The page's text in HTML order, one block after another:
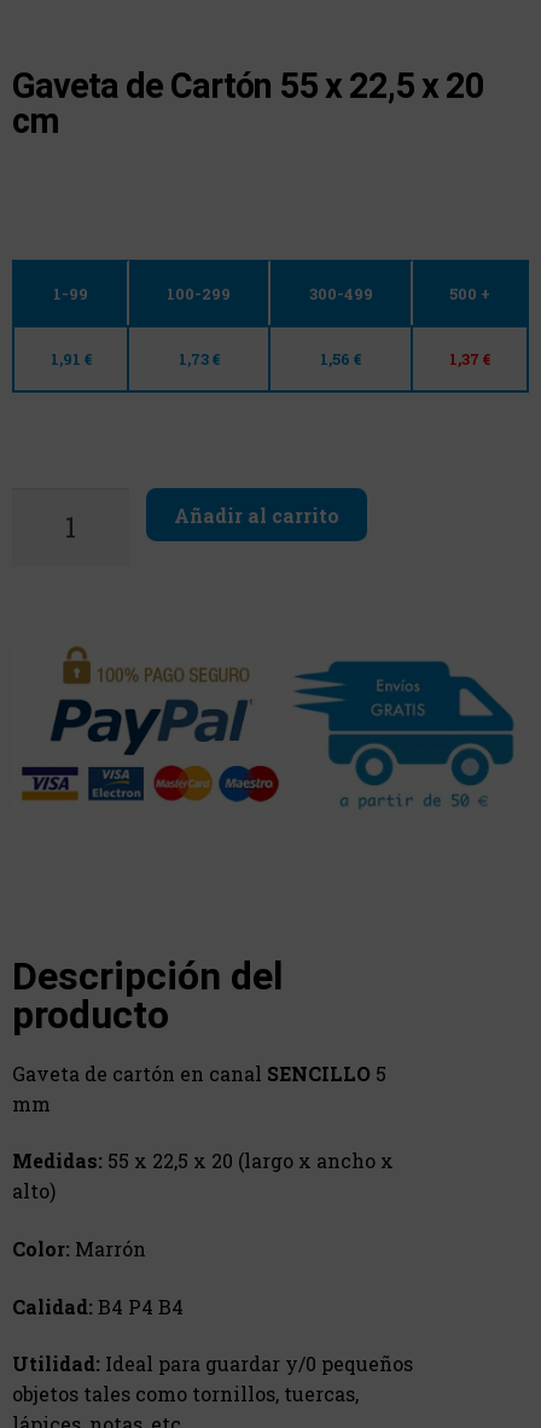
Gaveta de Cartón 55 x 22,5 x 20
cm
1-99 100-299 300-499 500 +
1,91 € 1,73 € 1,56 € 1,37 €
Añadir al carrito
Descripción del
producto
Gaveta de cartón en canal SENCILLO 5
mm
Medidas: 55 x 22,5 x 20 (largo x ancho x
alto)
Color: Marrón
Calidad: B4 P4 B4
Utilidad: Ideal para guardar y/0 pequeños
objetos tales como tornillos, tuercas,